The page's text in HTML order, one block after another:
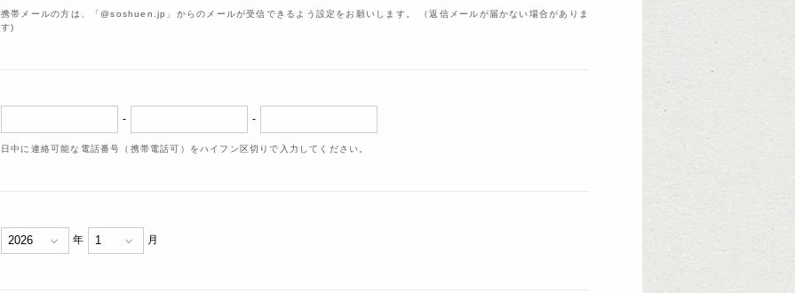
携帯メールの方は、「@soshuen.jp」からのメールが受信できるよう設定をお願いします。 （返信メールが届かない場合がありま
す)
- -
日中に連絡可能な電話番号（携帯電話可）をハイフン区切りで入力してください。
年 月